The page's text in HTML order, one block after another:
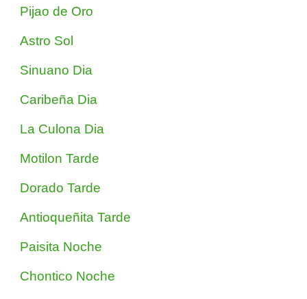
Pijao de Oro
Astro Sol
Sinuano Dia
Caribeña Dia
La Culona Dia
Motilon Tarde
Dorado Tarde
Antioqueñita Tarde
Paisita Noche
Chontico Noche